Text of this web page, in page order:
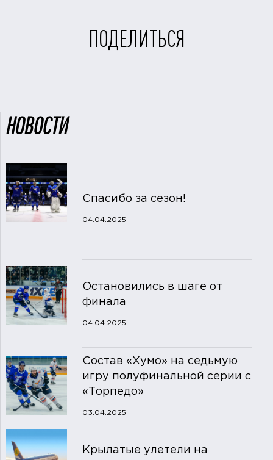
ПОДЕЛИТЬСЯ
НОВОСТИ
Спасибо за сезон!
04.04.2025
Остановились в шаге от
финала
04.04.2025
Состав «Хумо» на седьмую
игру полуфинальной серии с
«Торпедо»
03.04.2025
Крылатые улетели на